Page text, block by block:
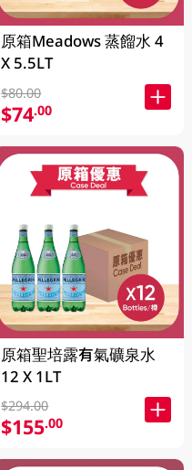
原箱Meadows 蒸餾水 4
X 5.5LT
$80.00
$74.00
原箱聖培露有氣礦泉水
12 X 1LT
$294.00
$155.00